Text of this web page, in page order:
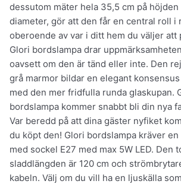
dessutom mäter hela 35,5 cm på
diameter, gör att den får en central roll i
oberoende av var i ditt hem du väljer att
Glori bordslampa drar
oavsett om den är tänd eller inte. Den
grå marmor bildar en elegant
med den mer fridfulla runda glaskupan.
bordslampa kommer snabbt bli din nya
Var beredd på att dina gäster nyfiket
du köpt den! Glori bordslampa kräver
med sockel E27 med max 5W LED. Den
sladdlängden är 120 cm och
kabeln. Välj om du vill ha en ljuskälla